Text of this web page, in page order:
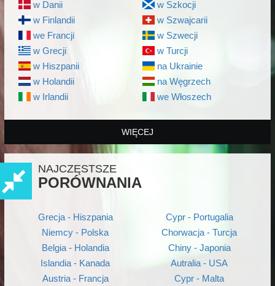
w Danii
w Finlandii
we Francji
w Grecji
w Hiszpanii
w Holandii
w Irlandii
w Szkocji
w Szwajcarii
w Szwecji
w Turcji
na Ukrainie
na Węgrzech
we Włoszech
WIĘCEJ
NAJCZĘSTSZE
PORÓWNANIA
Grecja - Hiszpania
Niemcy - Polska
Belgia - Holandia
Islandia - Kanada
Austria - Francja
Cypr - Portugalia
Chorwacja - Turcja
Chiny - Japonia
Autralia - USA
Cypr - Malta